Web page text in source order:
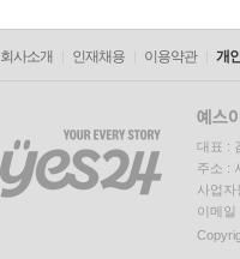
회사소개 인재채용 이용약관 개
대표 :
주소 :
사업
이메